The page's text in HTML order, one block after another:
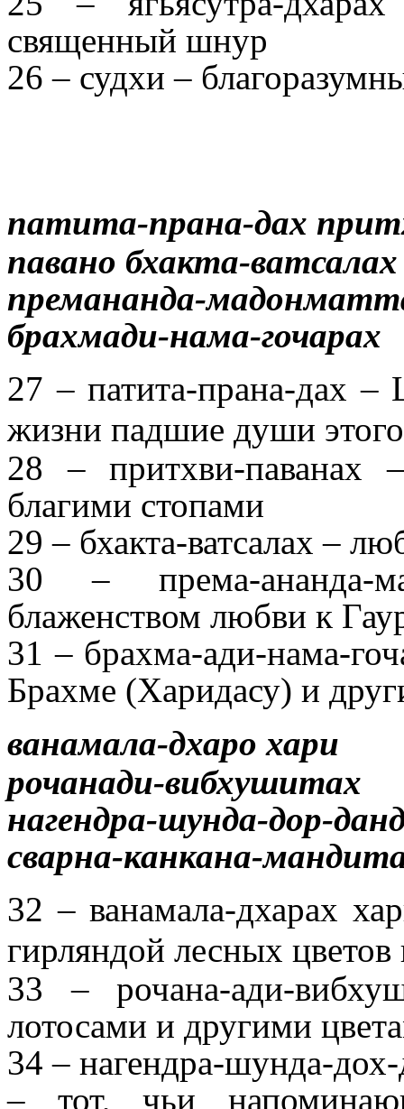
священный шнур
26 – судхи –
патита-прана-дах
павано бхакта-ватсалах
премананда-
брахмади-нама-гочарах
27 – патита-прана-дах
жизни падшие души
28 – притхви-
благими стопами
29 – бхакта-ватсалах –
30 – према-ананда-
блаженством любви к
31 – брахма-ади-нама-
Брахме (Харидасу) и
ванамала-дхаро хари
рочанади-вибхушитах
нагендра-шунда-дор-
сварна-канкана-
32 – ванамала-дхарах
гирляндой лесных
33 – рочана-ади-
лотосами и другими
34 – нагендра-шунда-
– тот, чьи